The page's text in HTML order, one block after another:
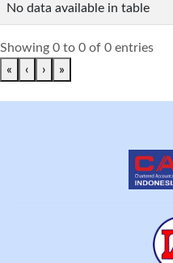
No data available in table
Showing 0 to 0 of 0 entries
«
‹ › »